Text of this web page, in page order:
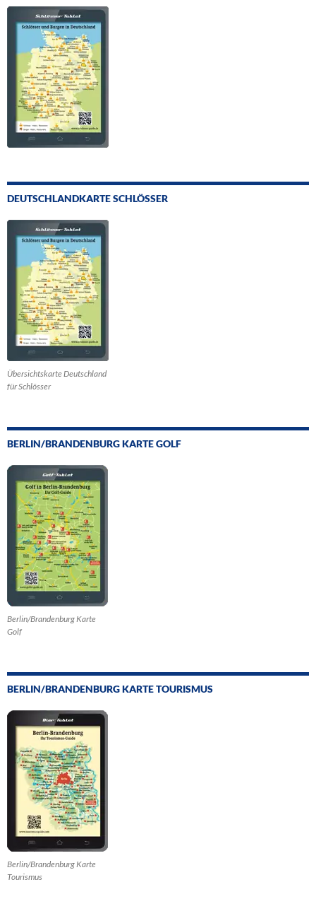
DEUTSCHLANDKARTE SCHLÖSSER
Übersichtskarte Deutschland
für Schlösser
BERLIN/BRANDENBURG KARTE GOLF
Berlin/Brandenburg Karte
Golf
BERLIN/BRANDENBURG KARTE TOURISMUS
Berlin/Brandenburg Karte
Tourismus